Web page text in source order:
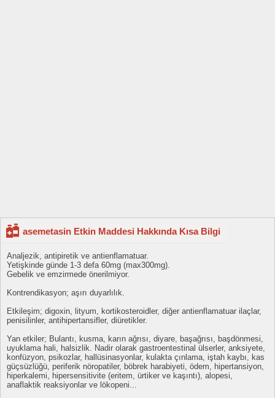
asemetasin Etkin Maddesi Hakkında Kısa Bilgi
Analjezik, antipiretik ve antienflamatuar.
Yetişkinde günde 1-3 defa 60mg (max300mg).
Gebelik ve emzirmede önerilmiyor.
Kontrendikasyon; aşırı duyarlılık.
Etkileşim; digoxin, lityum, kortikosteroidler, diğer antienflamatuar ilaçlar,
penisilinler, antihipertansifler, diüretikler.
Yan etkiler; Bulantı, kusma, karın ağrısı, diyare, başağrısı, başdönmesi,
uyuklama hali, halsizlik. Nadir olarak gastroentestinal ülserler, anksiyete,
konfüzyon, psikozlar, hallüsinasyonlar, kulakta çınlama, iştah kaybı, kas
güçsüzlüğü, periferik nöropatiler, böbrek harabiyeti, ödem, hipertansiyon,
hiperkalemi, hipersensitivite (eritem, ürtiker ve kaşıntı), alopesi,
anaflaktik reaksiyonlar ve lökopeni...